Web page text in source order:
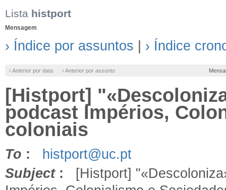
Lista histport
Mensagem
› Índice por assuntos › Índice
‹ Anterior por data ‹ Anterior por assunto
[Histport]
podcast Impérios,
coloniais
To :
histport@uc.pt
Subject: [Histport]